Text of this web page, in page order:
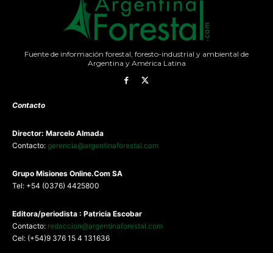
Fuente de información forestal, foresto-industrial y ambiental de
Argentina y América Latina
Contacto
Director: Marcelo Almada
Contacto: gerencia@argentinaforestal.com
Grupo Misiones Online.Com SA
Tel: +54 (0376) 4425800
Editora/periodista : Patricia Escobar
Contacto: redaccion@argentinaforestal.com
Cel: (+54)9 376 15 4 131636